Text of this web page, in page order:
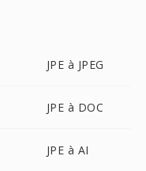
JPE à JPEG
JPE à DOC
JPE à AI